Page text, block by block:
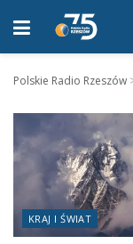
Polskie Radio Rzeszów
KRAJ I ŚWIAT